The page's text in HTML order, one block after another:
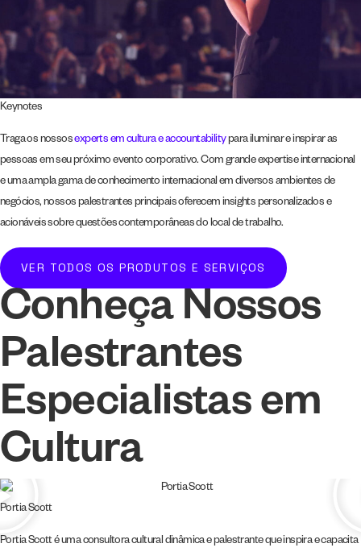
Keynotes
Traga os nossosexperts em cultura e accountabilitypara iluminar e inspirar as
pessoas em seu próximo evento corporativo. Com grande expertise internacional
e uma ampla gama de conhecimento internacional em diversos ambientes de
negócios, nossos palestrantes principais oferecem insights personalizados e
acionáveis ​​sobre questões contemporâneas do local de trabalho.
VER TODOS OS PRODUTOS E SERVIÇOS
Conheça Nossos
Palestrantes
Especialistas em
Cultura
Ron Paul, PhD
Além de cativar o público com palestras interativas, Ron trabalha extensivamente